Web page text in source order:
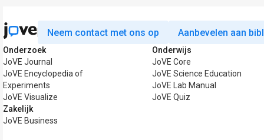
Neem contact met ons op Aanbevelen aan
Onderzoek
JoVE Journal
JoVE Encyclopedia of
Experiments
JoVE Visualize
Zakelijk
JoVE Business
Onderwijs
JoVE Core
JoVE Science Education
JoVE Lab Manual
JoVE Quiz